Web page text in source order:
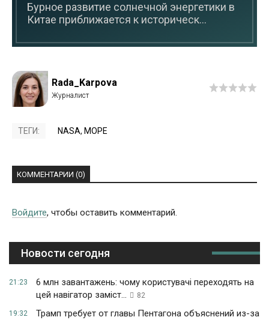
Бурное развитие солнечной энергетики в
Китае приближается к историческ...
Rada_Karpova
ТЕГИ: NASA, МОРЕ
КОММЕНТАРИИ (0)
Войдите, чтобы оставить комментарий.
Новости сегодня
21:23
6 млн завантажень: чому користувачі переходять на
цей навігатор заміст...
82
19:32
Трамп требует от главы Пентагона объяснений из-за